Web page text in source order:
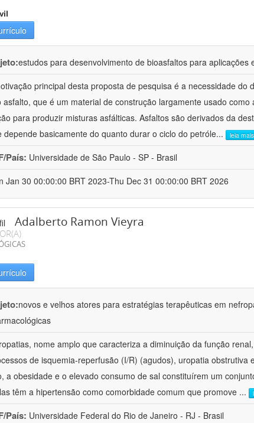
estudos para desenvolvimento de bioasfaltos para aplicações
principal desta proposta de pesquisa é a necessidade do
asfalto, que é um material de construção largamente usado
para produzir misturas asfálticas. Asfaltos são derivados da
depende basicamente do quanto durar o ciclo do petróle... leia mais
País: Universidade de São Paulo - SP - Brasil
Jan 30 00:00:00 BRT 2023-Thu Dec 31 00:00:00 BRT 2026
Adalberto Ramon Vieyra
novos e velhos atores para estratégias terapêuticas em
nome amplo que caracteriza a diminuição da função
de isquemia-reperfusão (I/R) (agudos), uropatia obstrutiva
a obesidade e o elevado consumo de sal constituírem um
têm a hipertensão como comorbidade comum que promove ...
País: Universidade Federal do Rio de Janeiro - RJ - Brasil